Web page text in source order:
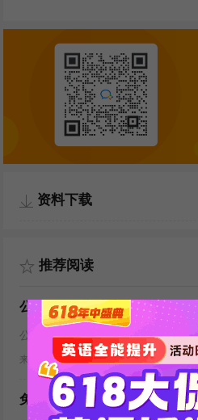
资料下载
推荐阅读
公告：来自新东方小老师的，
公告：来自新东方小老师的，免费
来源 : 新东方在线 关键字 : 免费福利
免费领：新概念英语1-4册全套